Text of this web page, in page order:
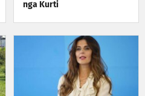
nga Kurti